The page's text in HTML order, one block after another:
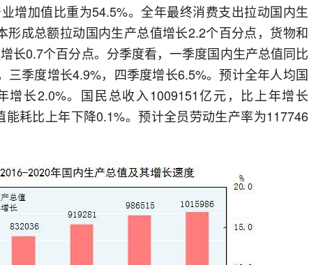
增加值比重为54.5%。全年最终消费支出拉动国内生
形成总额拉动国内生产总值增长2.2个百分点，货物和
长0.7个百分点。分季度看，一季度国内生产总值同比
三季度增长4.9%，四季度增长6.5%。预计全年人均国
增长2.0%。国民总收入1009151亿元，比上年增长
耗比上年下降0.1%。预计全员劳动生产率为117746